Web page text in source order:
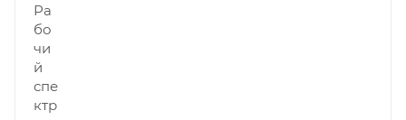
Ра
бо
чи
й
спе
ктр